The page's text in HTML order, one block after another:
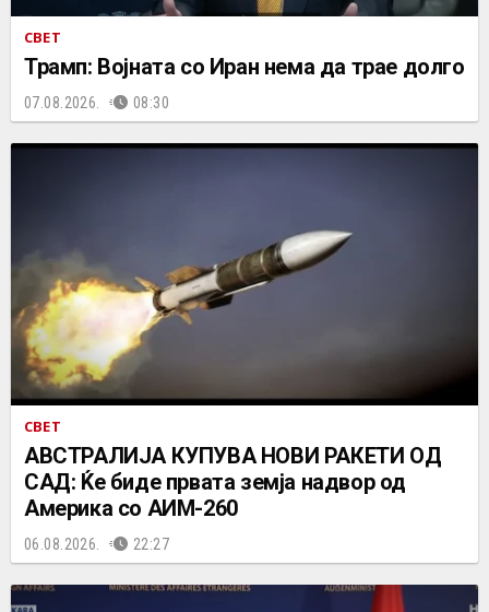
СВЕТ
Трамп: Војната со Иран нема да трае долго
07.08.2026. 08:30
СВЕТ
АВСТРАЛИЈА КУПУВА НОВИ РАКЕТИ ОД
САД: Ќе биде првата земја надвор од
Америка со АИМ-260
06.08.2026. 22:27